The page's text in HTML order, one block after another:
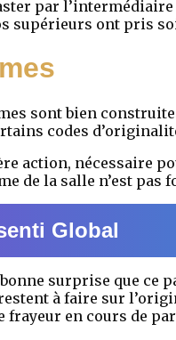
par
supérieurs ont pris
sont bien
codes
action, nécessaire
de la salle n’est
Global
surprise que ce
à faire sur
frayeur en cours de